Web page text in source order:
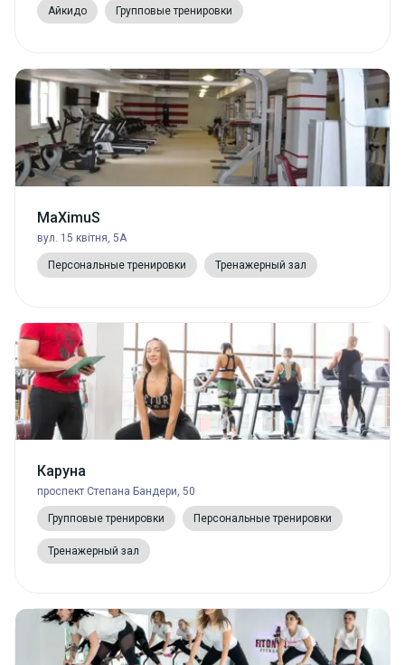
Айкидо Групповые тренировки
MaXimuS
вул. 15 квітня, 5А
Персональные тренировки Тренажерный зал
Каруна
проспект Степана Бандери, 50
Групповые тренировки Персональные тренировки
Тренажерный зал